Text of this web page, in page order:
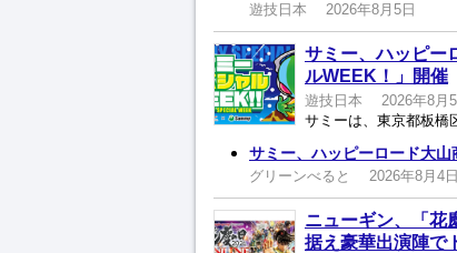
遊技日本 2026年8月5日
サミー、ハッピー
ルWEEK！」開催
遊技日本
2026年8月5
サミー、ハッピーロード大
グリーンべると 2026年8月4日
ニューギン、「
据え豪華出演陣で